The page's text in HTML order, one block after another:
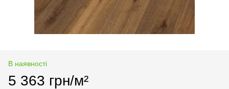
В наявності
5 363 грн/м²